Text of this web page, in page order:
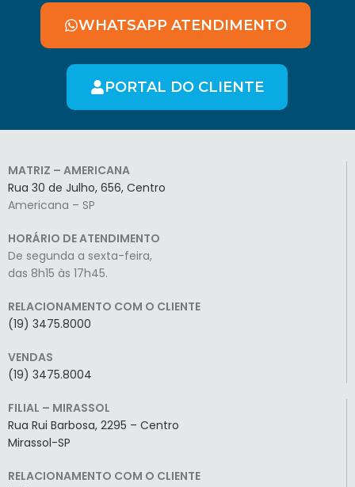
WHATSAPP ATENDIMENTO
PORTAL DO CLIENTE
MATRIZ – AMERICANA
Rua 30 de Julho, 656, Centro
Americana – SP
HORÁRIO DE ATENDIMENTO
De segunda a sexta-feira,
das 8h15 às 17h45.
RELACIONAMENTO COM O CLIENTE
(19) 3475.8000
VENDAS
(19) 3475.8004
FILIAL – MIRASSOL
Rua Rui Barbosa, 2295 – Centro
Mirassol-SP
RELACIONAMENTO COM O CLIENTE